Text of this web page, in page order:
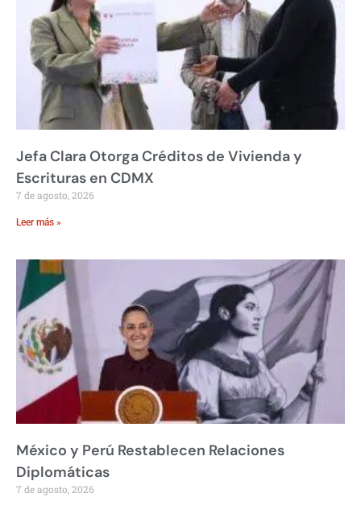
Jefa Clara Otorga Créditos de Vivienda y
Escrituras en CDMX
7 de agosto, 2026
Leer más »
México y Perú Restablecen Relaciones
Diplomáticas
7 de agosto, 2026